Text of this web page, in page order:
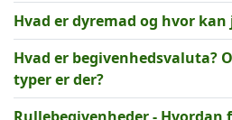
Hvad er dyremad og hvor kan
Hvad er begivenhedsvaluta?
typer er der?